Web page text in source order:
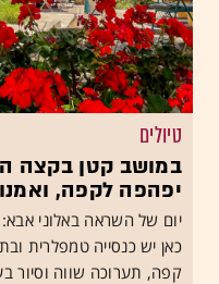
טיולים
במושב קטן בקצה
יפהפה לקפה,
יום של השראה באלוני
כאן יש כנסייה טמפלרית
קפה, תערוכה שווה וסיור